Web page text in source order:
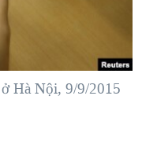
Hà Nội, 9/9/2015